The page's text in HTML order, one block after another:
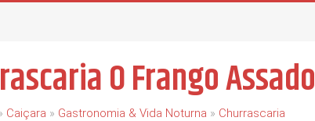
O Frango Assado
Caiçara » Gastronomia & Vida Noturna » Churrascaria